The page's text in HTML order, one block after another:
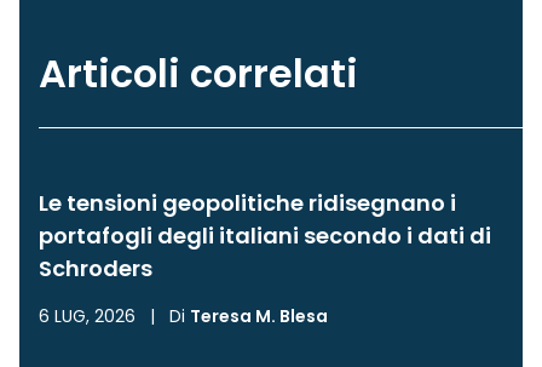
Articoli correlati
Le tensioni geopolitiche ridisegnano i
portafogli degli italiani secondo i dati di
Schroders
6 LUG, 2026 | Di Teresa M. Blesa